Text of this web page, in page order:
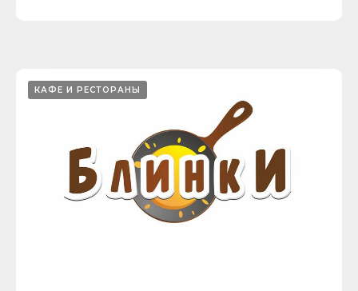
КАФЕ И РЕСТОРАНЫ